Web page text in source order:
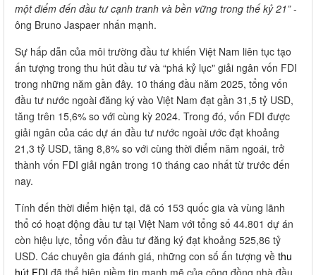
một điểm đến đầu tư cạnh tranh và bền vững trong thế kỷ 21”-
ông Bruno Jaspaer nhấn mạnh.
Sự hấp dẫn của môi trường đầu tư khiến Việt Nam liên tục tạo
ấn tượng trong thu hút đầu tư và “phá kỷ lục" giải ngân vốn FDI
trong những năm gần đây. 10 tháng đầu năm 2025, tổng vốn
đầu tư nước ngoài đăng ký vào Việt Nam đạt gần 31,5 tỷ USD,
tăng trên 15,6% so với cùng kỳ 2024. Trong đó, vốn FDI được
giải ngân của các dự án đầu tư nước ngoài ước đạt khoảng
21,3 tỷ USD, tăng 8,8% so với cùng thời điểm năm ngoái, trở
thành vốn FDI giải ngân trong 10 tháng cao nhất từ trước đến
nay.
Tính đến thời điểm hiện tại, đã có 153 quốc gia và vùng lãnh
thổ có hoạt động đầu tư tại Việt Nam với tổng số 44.801 dự án
còn hiệu lực, tổng vốn đầu tư đăng ký đạt khoảng 525,86 tỷ
USD. Các chuyên gia đánh giá, những con số ấn tượng về thu
hút FDI đã thể hiện niềm tin mạnh mẽ của cộng đồng nhà đầu